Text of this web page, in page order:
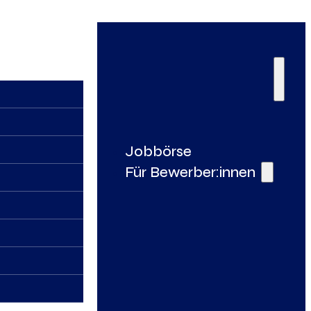
Jobbörse
Für Bewerber:innen